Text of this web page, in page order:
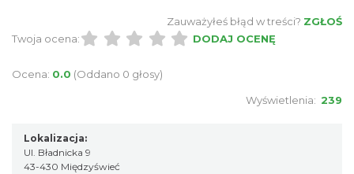
Zauważyłeś błąd w treści? ZGŁOŚ
Twoja ocena:
DODAJ OCENĘ
Ocena: 0.0 (Oddano 0 głosy)
Wyświetlenia: 239
Lokalizacja:
Ul. Bładnicka 9
43-430 Międzyświeć